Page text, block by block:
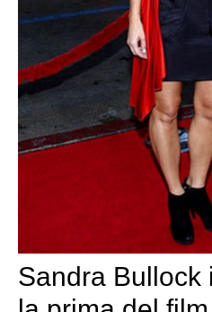
Sandra Bullock